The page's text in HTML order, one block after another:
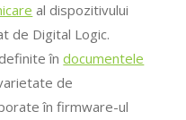
al dispozitivului
de Digital Logic.
îndocumentele
de
în firmware-ul